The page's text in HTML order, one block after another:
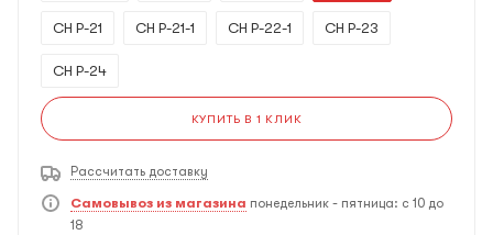
CH P-21 CH P-21-1 CH P-22-1 CH P-23
CH P-24
КУПИТЬ В 1 КЛИК
Рассчитать доставку
Самовывоз из магазина понедельник - пятница: с 10 до
18